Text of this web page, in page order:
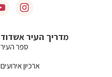
מדריך העיר אשדוד
ספר העיר
ארכיון אירועים